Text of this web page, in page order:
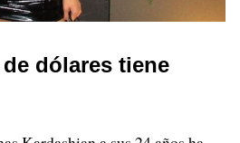
dólares tiene